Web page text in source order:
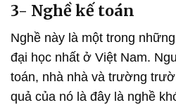
3- Nghề kế toán
Nghề này là một trong
đại học nhất ở Việt Nam.
toán, nhà nhà và trường
quả của nó là đây là nghề